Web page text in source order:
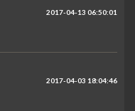
2017-04-13 06:50:01
2017-04-03 18:04:46